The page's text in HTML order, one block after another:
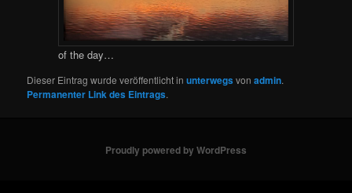
of the day…
Dieser Eintrag wurde veröffentlicht inunterwegsvonadmin.
Permanenter Link des Eintrags.
Proudly powered by WordPress